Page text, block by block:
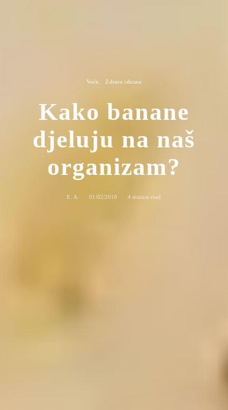
Voće Zdrava ishrana
Kako banane
djeluju na naš
organizam?
E. A. 01/02/2018 4 minute read